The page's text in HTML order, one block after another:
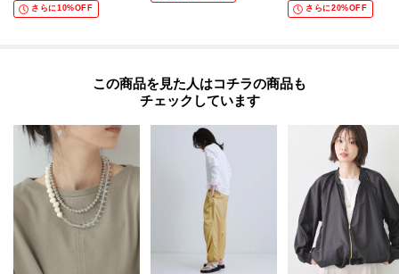
さらに10%OFF さらに20%OFF
この商品を見た人はコチラの商品も
チェックしています